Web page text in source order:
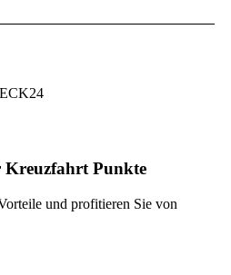
Kreuzfahrt Punkte
und profitieren Sie von